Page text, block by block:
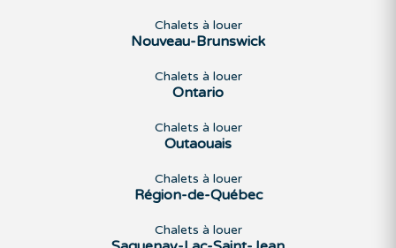
Chalets à louer
Nouveau-Brunswick
Chalets à louer
Ontario
Chalets à louer
Outaouais
Chalets à louer
Région-de-Québec
Chalets à louer